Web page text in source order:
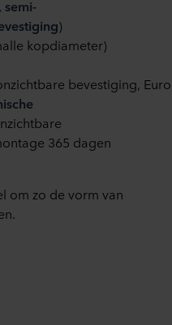
semi-
)
le kopdiameter)
bevestiging,
365 dagen
om zo de vorm van
.